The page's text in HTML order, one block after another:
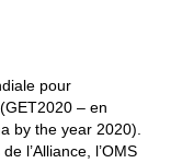
pour
– en
by the year 2020).
l’Alliance, l’OMS